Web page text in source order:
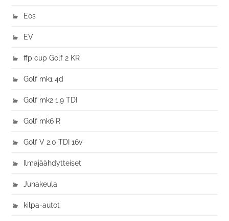
Eos
EV
ffp cup Golf 2 KR
Golf mk1 4d
Golf mk2 1.9 TDI
Golf mk6 R
Golf V 2.0 TDI 16v
Ilmajäähdytteiset
Junakeula
kilpa-autot